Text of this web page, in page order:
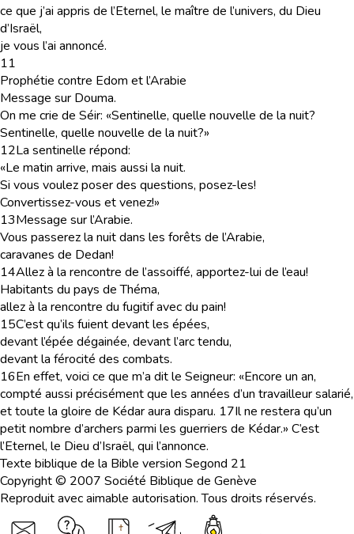
ce que j’ai appris de l’Eternel, le maître de l’univers, du Dieu
d’Israël,
je vous l’ai annoncé.
11
Prophétie contre Edom et l’Arabie
Message sur Douma.
On me crie de Séir: «Sentinelle, quelle nouvelle de la nuit?
Sentinelle, quelle nouvelle de la nuit?»
12La sentinelle répond:
«Le matin arrive, mais aussi la nuit.
Si vous voulez poser des questions, posez-les!
Convertissez-vous et venez!»
13Message sur l’Arabie.
Vous passerez la nuit dans les forêts de l’Arabie,
caravanes de Dedan!
14Allez à la rencontre de l’assoiffé, apportez-lui de l’eau!
Habitants du pays de Théma,
allez à la rencontre du fugitif avec du pain!
15C’est qu’ils fuient devant les épées,
devant l’épée dégainée, devant l’arc tendu,
devant la férocité des combats.
16En effet, voici ce que m’a dit le Seigneur: «Encore un an,
compté aussi précisément que les années d’un travailleur salarié,
et toute la gloire de Kédar aura disparu. 17Il ne restera qu’un
petit nombre d’archers parmi les guerriers de Kédar.» C’est
l’Eternel, le Dieu d’Israël, qui l’annonce.
Texte biblique de la Bible version Segond 21
Copyright © 2007 Société Biblique de Genève
Reproduit avec aimable autorisation. Tous droits réservés.